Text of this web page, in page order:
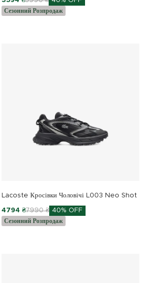
Сезонний Розпродаж
Lacoste Кросівки Чоловічі L003 Neo Shot
4794 ₴7990 ₴ 40% OFF
Сезонний Розпродаж